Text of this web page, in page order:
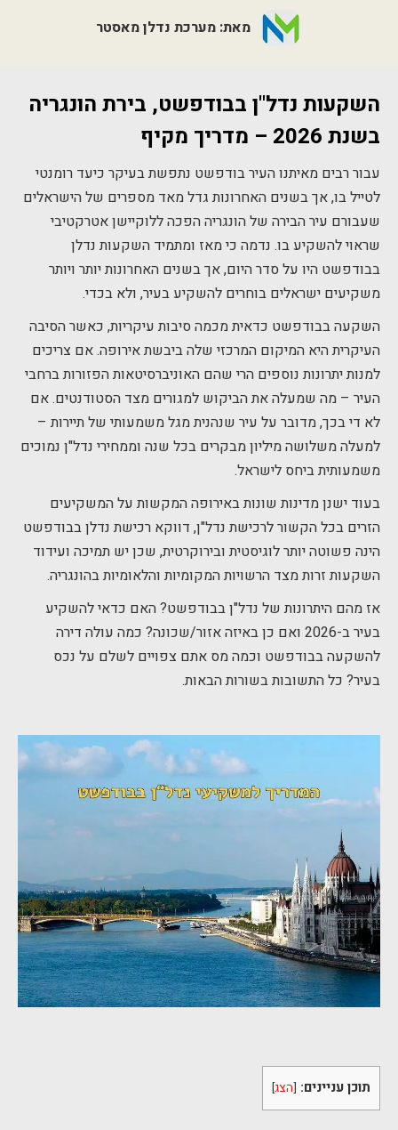
מאת: מערכת נדלן מאסטר
השקעות נדל"ן בבודפשט, בירת הונגריה
בשנת 2026 – מדריך מקיף
עבור רבים מאיתנו העיר בודפשט נתפשת בעיקר כיעד רומנטי
לטייל בו, אך בשנים האחרונות גדל מאד מספרים של הישראלים
שעבורם עיר הבירה של הונגריה הפכה ללוקיישן אטרקטיבי
שראוי להשקיע בו. נדמה כי מאז ומתמיד השקעות נדלן
בבודפשט היו על סדר היום, אך בשנים האחרונות יותר ויותר
משקיעים ישראלים בוחרים להשקיע בעיר, ולא בכדי.
השקעה בבודפשט כדאית מכמה סיבות עיקריות, כאשר הסיבה
העיקרית היא המיקום המרכזי שלה ביבשת אירופה. אם צריכים
למנות יתרונות נוספים הרי שהם האוניברסיטאות הפזורות ברחבי
העיר – מה שמעלה את הביקוש למגורים מצד הסטודנטים. אם
לא די בכך, מדובר על עיר שנהנית מגל משמעותי של תיירות –
למעלה משלושה מיליון מבקרים בכל שנה וממחירי נדל"ן נמוכים
משמעותית ביחס לישראל.
בעוד ישנן מדינות שונות באירופה המקשות על המשקיעים
הזרים בכל הקשור לרכישת נדל"ן, דווקא רכישת נדלן בבודפשט
הינה פשוטה יותר לוגיסטית ובירוקרטית, שכן יש תמיכה ועידוד
השקעות זרות מצד הרשויות המקומיות והלאומיות בהונגריה.
אז מהם היתרונות של נדל"ן בבודפשט? האם כדאי להשקיע
בעיר ב-2026 ואם כן באיזה אזור/שכונה? כמה עולה דירה
להשקעה בבודפשט וכמה מס אתם צפויים לשלם על נכס
בעיר? כל התשובות בשורות הבאות.
תוכן עניינים: [הצג]